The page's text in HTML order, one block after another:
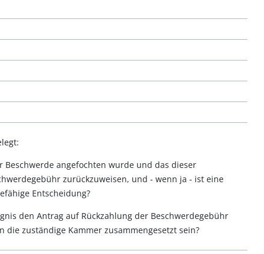
angefochten wurde und das dieser
zurückzuweisen, und - wenn ja - ist eine
Entscheidung?
den Antrag auf Rückzahlung der Beschwerdegebühr
zuständige Kammer zusammengesetzt sein?